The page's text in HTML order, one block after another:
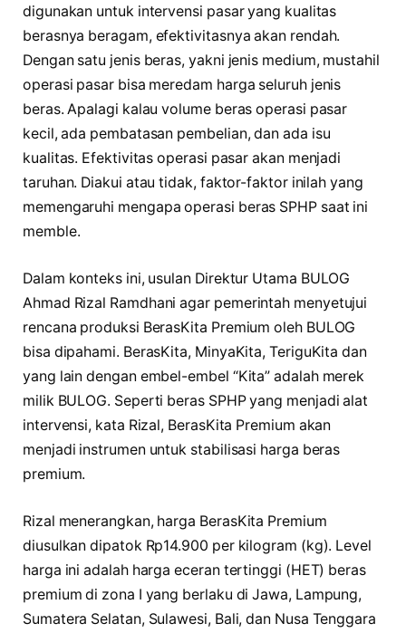
digunakan untuk intervensi pasar yang kualitas
berasnya beragam, efektivitasnya akan rendah.
Dengan satu jenis beras, yakni jenis medium, mustahil
operasi pasar bisa meredam harga seluruh jenis
beras. Apalagi kalau volume beras operasi pasar
kecil, ada pembatasan pembelian, dan ada isu
kualitas. Efektivitas operasi pasar akan menjadi
taruhan. Diakui atau tidak, faktor-faktor inilah yang
memengaruhi mengapa operasi beras SPHP saat ini
memble.
Dalam konteks ini, usulan Direktur Utama BULOG
Ahmad Rizal Ramdhani agar pemerintah menyetujui
rencana produksi BerasKita Premium oleh BULOG
bisa dipahami. BerasKita, MinyaKita, TeriguKita dan
yang lain dengan embel-embel “Kita” adalah merek
milik BULOG. Seperti beras SPHP yang menjadi alat
intervensi, kata Rizal, BerasKita Premium akan
menjadi instrumen untuk stabilisasi harga beras
premium.
Rizal menerangkan, harga BerasKita Premium
diusulkan dipatok Rp14.900 per kilogram (kg). Level
harga ini adalah harga eceran tertinggi (HET) beras
premium di zona I yang berlaku di Jawa, Lampung,
Sumatera Selatan, Sulawesi, Bali, dan Nusa Tenggara